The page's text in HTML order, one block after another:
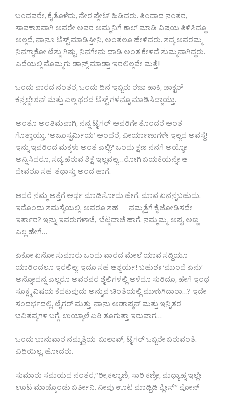
ಬಂದವರೇ, ಕೈ ತೊಳೆದು, ನೇರ ಪ್ಲೇಟ್ ಹಿಡಿದರು. ತಿಂದಾದ ನಂತರ,
ಸಾವಕಾಶವಾಗಿ ಅವರೇ ಅವರ ಅಮ್ಮನಿಗೆ ಕಾಲ್ ಮಾಡಿ ವಿಷಯ ತಿಳಿಸಿದ್ದೂ
ಅಲ್ಲದೆ, ನಾನೂ ಟೆಸ್ಟ್ ಮಾಡಿಸ್ತೀನಿ, ಅಂತಲೂ ಹೇಳಿದರು. ಸದ್ಯ ಅವರಮ್ಮ
ನಿನಗ್ಯಾಕೋ ಟೆಸ್ಟು ಗಿಷ್ಟು, ನಿನಗೇನು ಧಾಡಿ ಅಂತ ಕೇಳದೆ ಸುಮ್ಮನಾಗಿದ್ದರು.
ಎದೆಯಲ್ಲಿ ಮೊಮ್ಮಗು ಡಾನ್ಸ್ ಮಾಡ್ತಾ ಇರಲಿಲ್ಲವೇ ಮತ್ತೆ!
ಒಂದು ವಾರದ ನಂತರ, ಒಂದು ದಿನ ಇಬ್ಬರು ರಜಾ ಹಾಕಿ, ಡಾಕ್ಟರ್
ಕನ್ಸಲ್ಟೇಶನ್ ಮತ್ತು ಎಲ್ಲ ಥರದ ಟೆಸ್ಟ್ ಗಳನ್ನೂ ಮಾಡಿಸಿದ್ದಾಯ್ತು.
ಅಂತೂ ಅಂತಿಮವಾಗಿ, ನನ್ನ ಟೈಗರ್ ಅವರಿಗೇ ತೊಂದರೆ ಅಂತ
ಗೊತ್ತಾಯ್ತು. ‘ಅಜೂಸ್ಪರ್ಮಿಯ’ ಅಂದರೆ, ವೀರ್ಯಾಣುಗಳೇ ಇಲ್ಲದ ಅವಸ್ಥೆ!
ಇನ್ನು ಇವರಿಂದ ಮಕ್ಕಳು ಅಂತ ಎಲ್ಲಿ? ಒಂದು ಕ್ಷಣ ನನಗೆ ಅಯ್ಯೋ
ಅನ್ನಿಸಿದರೂ, ಸದ್ಯ ಹೆರುವ ಶಿಕ್ಷೆ ಇಲ್ಲವಲ್ಲ…ರೋಗಿ ಬಯಕೆಯನ್ನೇ ಆ
ದೇವರೂ ಸಹ ತಥಾಸ್ತು ಅಂದ ಹಾಗೆ.
ಆದರೆ ನಮ್ಮ ಅತ್ತೆಗೆ ಅರ್ಥ ಮಾಡಿಸೋದು ಹೇಗೆ. ಮಾವ ಏನನ್ನಬಹುದು.
ಇದೊಂದು ಸಮಸ್ಯೆಯಲ್ಲಿ, ಅವರೂ ಸಹ ನಮ್ಮತ್ತೆಗೆ ಕೈ ಜೋಡಿಸದೇ
ಇರ್ತಾರ? ಇನ್ನು ಇವರುಗಳಾಚೆ, ಬೆಟ್ಟದಾಚೆ ಹಾಗೆ, ನಮ್ಮಮ್ಮ, ಅಪ್ಪ, ಅಣ್ಣ
ಎಲ್ಲ ಹೇಗೆ…
ಏಕೋ ಏನೋ ಸುಮಾರು ಒಂದು ವಾರದ ಮೇಲೆ ಯಾವ ಸದ್ದಿಯೂ
ಯಾರಿಂದಲೂ ಇರಲಿಲ್ಲ; ಇದೂ ಸಹ ಆಶ್ಚರ್ಯ! ಬಹುಶಃ ‘ಮುಂದೆ ಏನು’
ಅನ್ನೋದನ್ನ ಎಲ್ಲರೂ ಅವರವರ ಶೈಲಿಗಳಲ್ಲಿ ಅಳೆದೂ ಸುರಿದೂ, ಹೇಗೆ ಇಂಥ
ಸೂಕ್ಷ್ಮ ವಿಷಯ ಕೆದಕುವುದು ಅನ್ನುವ ಚಿಂತೆಯಲ್ಲಿ ಮುಳುಗಿದಾರಾ…? ಇದೇ
ಸಂದರ್ಭದಲ್ಲಿ, ಟೈಗರ್ ಮತ್ತು ನಾನು ಅಡಾಪ್ಶನ್ ಮತ್ತು ಇನ್ನಿತರ
ಭವಿತವ್ಯಗಳ ಬಗ್ಗೆ, ಉಯ್ಯಾಲೆ ಏರಿ ತೂಗುತ್ತಾ ಇರುವಾಗ…
ಒಂದು ಭಾನುವಾರ ನಮ್ಮತ್ತೆಯ ಬುಲಾವ್, ಟೈಗರ್ ಒಬ್ಬರೇ ಬರುವಂತೆ.
ವಿಧಿಯಿಲ್ಲ, ಹೋದರು.
ಸುಮಾರು ಸಮಯದ ನಂತರ,”ರೀ,ಕಲ್ಯಾಣಿ, ಸಾರಿ ಕಣ್ರೀ, ಮಧ್ಯಾಹ್ನ ಇಲ್ಲೇ
ಊಟ ಮಾಡ್ಕೊಂಡು ಬರ್ತೀನಿ. ನೀವು ಊಟ ಮಾಡ್ಬಿಡಿ ಪ್ಲೀಸ್” ಫೋನ್